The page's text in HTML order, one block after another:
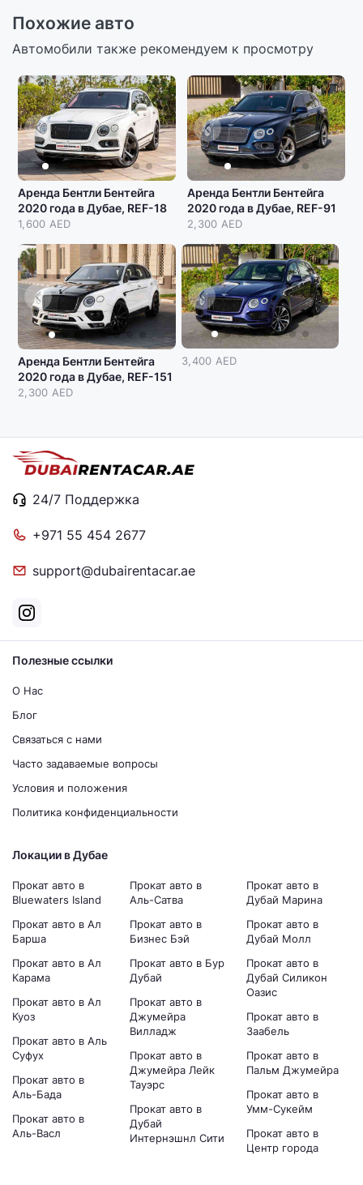
Похожие авто
Автомобили также рекомендуем к просмотру
Аренда Бентли Бентейга
2020 года в Дубае, REF-18
1,600 AED
Аренда Бентли Бентейга
2020 года в Дубае, REF-91
2,300 AED
Аренда Бентли Бентейга
2020 года в Дубае, REF-151
2,300 AED
3,400 AED
24/7 Поддержка
+971 55 454 2677
support@dubairentacar.ae
Полезные ссылки
О Нас
Блог
Связаться с нами
Часто задаваемые вопросы
Условия и положения
Политика конфиденциальности
Локации в Дубае
Прокат авто в
Bluewaters Island
Прокат авто в Ал
Барша
Прокат авто в Ал
Карама
Прокат авто в Ал
Куоз
Прокат авто в Аль
Суфух
Прокат авто в
Аль-Бада
Прокат авто в
Аль-Васл
Прокат авто в
Аль-Сатва
Прокат авто в
Бизнес Бэй
Прокат авто в Бур
Дубай
Прокат авто в
Джумейра
Вилладж
Прокат авто в
Джумейра Лейк
Тауэрс
Прокат авто в
Дубай
Интернэшнл Сити
Прокат авто в
Дубай Марина
Прокат авто в
Дубай Молл
Прокат авто в
Дубай Силикон
Оазис
Прокат авто в
Заабель
Прокат авто в
Пальм Джумейра
Прокат авто в
Умм-Сукейм
Прокат авто в
Центр города